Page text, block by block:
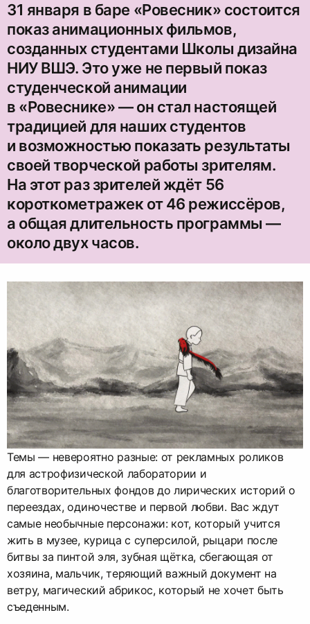
31 января в баре «Ровесник» состоится
показ анимационных фильмов,
созданных студентами Школы дизайна
НИУ ВШЭ. Это уже не первый показ
студенческой анимации
в «Ровеснике» — он стал настоящей
традицией для наших студентов
и возможностью показать результаты
своей творческой работы зрителям.
На этот раз зрителей ждёт 56
короткометражек от 46 режиссёров,
а общая длительность программы —
около двух часов.
Темы — невероятно разные: от рекламных роликов
для астрофизической лаборатории и
благотворительных фондов до лирических историй о
переездах, одиночестве и первой любви. Вас ждут
самые необычные персонажи: кот, который учится
жить в музее, курица с суперсилой, рыцари после
битвы за пинтой эля, зубная щётка, сбегающая от
хозяина, мальчик, теряющий важный документ на
ветру, магический абрикос, который не хочет быть
съеденным.